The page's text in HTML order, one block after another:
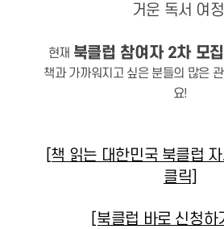
거운 독서 여
현재 북클럽 참여자 2차 모
책과 가까워지고 싶은 분들의 많은
요!
[책 읽는 대한민국 북클럽
클릭]
[북클럽 바로 신청하